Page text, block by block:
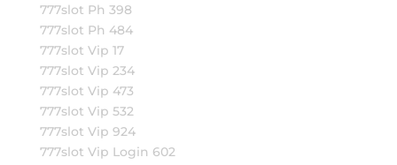
777slot Ph 398
777slot Ph 484
777slot Vip 17
777slot Vip 234
777slot Vip 473
777slot Vip 532
777slot Vip 924
777slot Vip Login 602